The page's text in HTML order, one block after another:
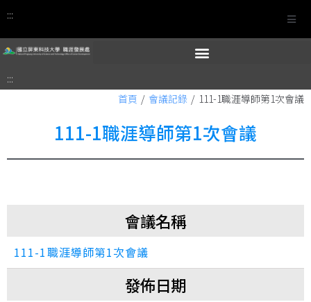
:::
:::
首頁 / 會議記錄 / 111-1職涯導師第1次會議
111-1職涯導師第1次會議
會議名稱
111-1職涯導師第1次會議
發佈日期